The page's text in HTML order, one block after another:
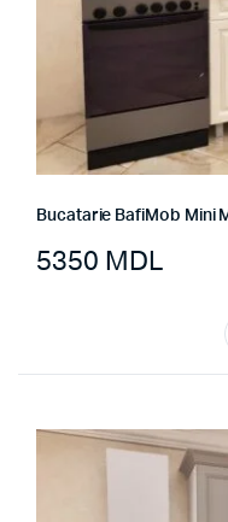
Bucatarie BafiMob Mini
5350 MDL